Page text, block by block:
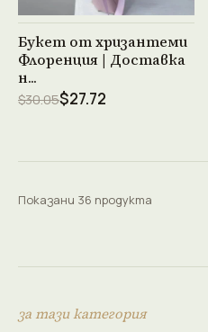
Виж продукта →
Букет от хризантеми
Флоренция | Доставка
н...
$30.05$27.72
Показани 36 продукта
за тази категория